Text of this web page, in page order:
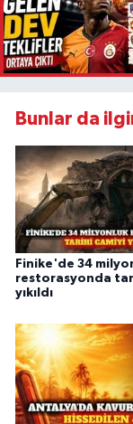
Bunlar da
Finike'de 34
restorasyonda
yıkıldı